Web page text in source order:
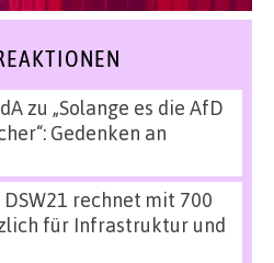
zu „Solange es die AfD
Gedenken an
DSW21 rechnet mit 700
für Infrastruktur und